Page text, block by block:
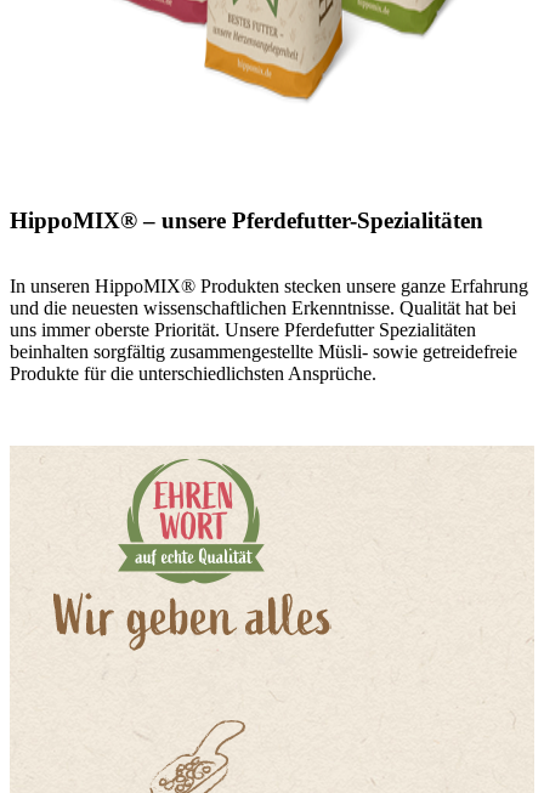
HippoMIX® – unsere Pferdefutter-Spezialitäten
In unseren HippoMIX® Produkten stecken unsere ganze Erfahrung
und die neuesten wissenschaftlichen Erkenntnisse. Qualität hat bei
uns immer oberste Priorität. Unsere Pferdefutter Spezialitäten
beinhalten sorgfältig zusammengestellte Müsli- sowie getreidefreie
Produkte für die unterschiedlichsten Ansprüche.